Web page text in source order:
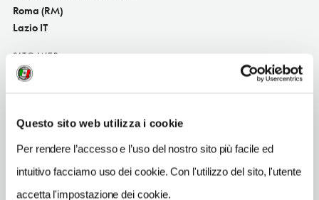
Questo sito web utilizza i cookie
Per rendere l’accesso e l’uso del nostro sito più facile ed
intuitivo facciamo uso dei cookie. Con l'utilizzo del sito, l'utente
accetta l'impostazione dei cookie.
Roma (RM)
Lazio IT
SITO WEB
www.hotellocarno.com
info@hotellocarno.com
TELEFONO
063610841
NUMERO CAMERE